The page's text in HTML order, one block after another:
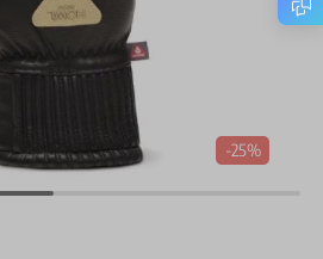
-25%